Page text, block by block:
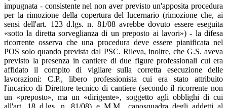
impugnata - consistente nel non aver previsto un'apposita procedura
per la rimozione della copertura del lucernario (rimozione che, ai
sensi dell'art. 123 d.lgs. n. 81/08 avrebbe dovuto essere eseguita
«sotto la diretta sorveglianza di un preposto ai lavori») - la difesa
ricorrente osserva che una procedura deve essere pianificata nel
POS solo quando prevista dal PSC. Rileva, inoltre, che G.S. aveva
previsto la presenza in cantiere di due figure professionali cui era
affidato il compito di vigilare sulla corretta esecuzione delle
lavorazioni: C.P., libero professionista cui era stato attribuito
l'incarico di Direttore tecnico di cantiere (secondo il ricorrente non
un «preposto», ma un «dirigente», soggetto agli obblighi di cui
all'art. 18 d.lgs. n. 81/08) e M.M., caposquadra degli addetti al